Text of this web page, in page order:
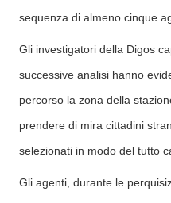
sequenza di almeno cinque
Gli investigatori della Digos
successive analisi hanno
percorso la zona della
prendere di mira cittadini
selezionati in modo del tutto
Gli agenti, durante le